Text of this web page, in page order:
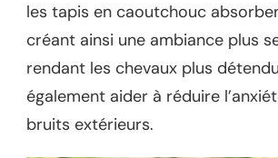
les tapis en caoutchouc
créant ainsi une ambiance plus
rendant les chevaux plus
également aider à réduire
bruits extérieurs.